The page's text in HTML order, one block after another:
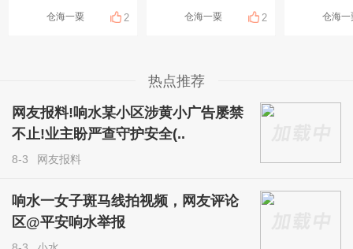
仓海一粟 2 仓海一粟 2 仓海一
热点推荐
网友报料!响水某小区涉黄小广告屡禁
不止!业主盼严查守护安全(..
8-3 网友报料
响水一女子斑马线拍视频，网友评论
区@平安响水举报